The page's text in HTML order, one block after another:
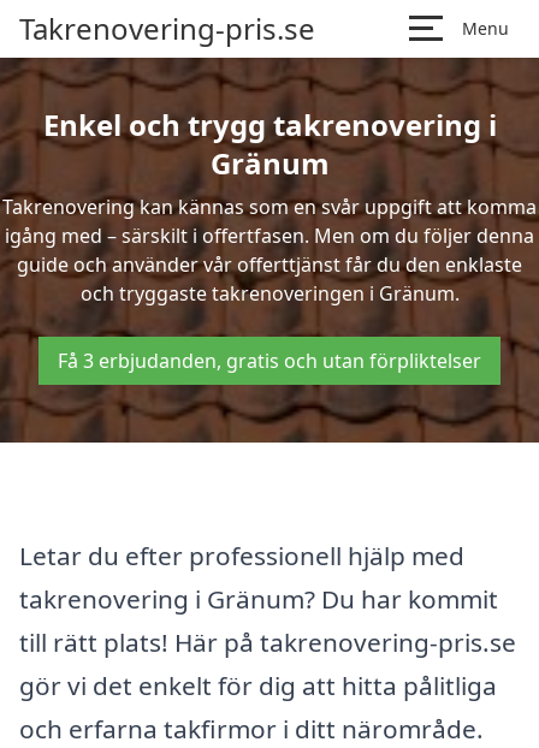
Takrenovering-pris.se Menu
Enkel och trygg takrenovering i
Gränum
Takrenovering kan kännas som en svår uppgift att komma
igång med – särskilt i offertfasen. Men om du följer denna
guide och använder vår offerttjänst får du den enklaste
och tryggaste takrenoveringen i Gränum.
Få 3 erbjudanden, gratis och utan förpliktelser
Letar du efter professionell hjälp med
takrenovering i Gränum? Du har kommit
till rätt plats! Här på takrenovering-pris.se
gör vi det enkelt för dig att hitta pålitliga
och erfarna takfirmor i ditt närområde.